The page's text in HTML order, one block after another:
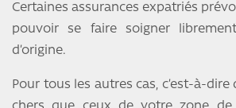
Certaines assurances expatriés
pouvoir se faire soigner
d’origine.
Pour tous les autres cas, c’est-à-